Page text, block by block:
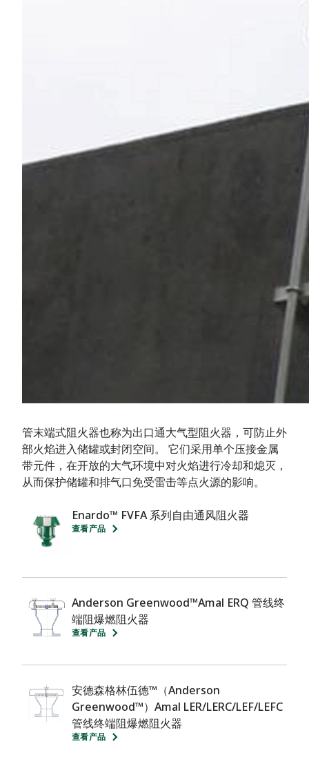
管末端式阻火器也称为出口通大气型阻火器，可防止外
部火焰进入储罐或封闭空间。 它们采用单个压接金属
带元件，在开放的大气环境中对火焰进行冷却和熄灭，
从而保护储罐和排气口免受雷击等点火源的影响。
Enardo™ FVFA 系列自由通风阻火器
查看产品
Anderson Greenwood™Amal ERQ 管线终
端阻爆燃阻火器
查看产品
安德森格林伍德™（Anderson
Greenwood™）Amal LER/LERC/LEF/LEFC
管线终端阻爆燃阻火器
查看产品